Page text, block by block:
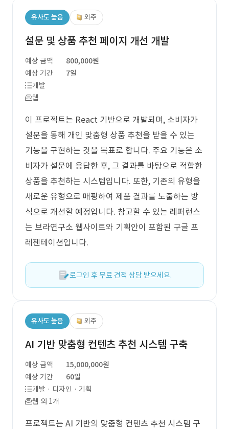
유사도 높음 외주
설문 및 상품 추천 페이지 개선 개발
예상 금액
800,000원
예상 기간
7일
개발
웹
이 프로젝트는 React 기반으로 개발되며, 소비자가
설문을 통해 개인 맞춤형 상품 추천을 받을 수 있는
기능을 구현하는 것을 목표로 합니다. 주요 기능은 소
비자가 설문에 응답한 후, 그 결과를 바탕으로 적합한
상품을 추천하는 시스템입니다. 또한, 기존의 유형을
새로운 유형으로 매핑하여 제품 결과를 노출하는 방
식으로 개선할 예정입니다. 참고할 수 있는 레퍼런스
는 브라연구소 웹사이트와 기획안이 포함된 구글 프
레젠테이션입니다.
로그인 후 무료 견적 상담 받으세요.
유사도 높음 외주
AI 기반 맞춤형 컨텐츠 추천 시스템 구축
예상 금액
15,000,000원
예상 기간
60일
개발 · 디자인 · 기획
웹 외 1개
프로젝트는 AI 기반의 맞춤형 컨텐츠 추천 시스템 구